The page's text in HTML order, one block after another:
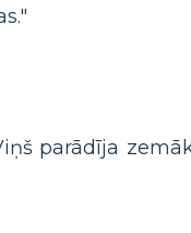
parādīja